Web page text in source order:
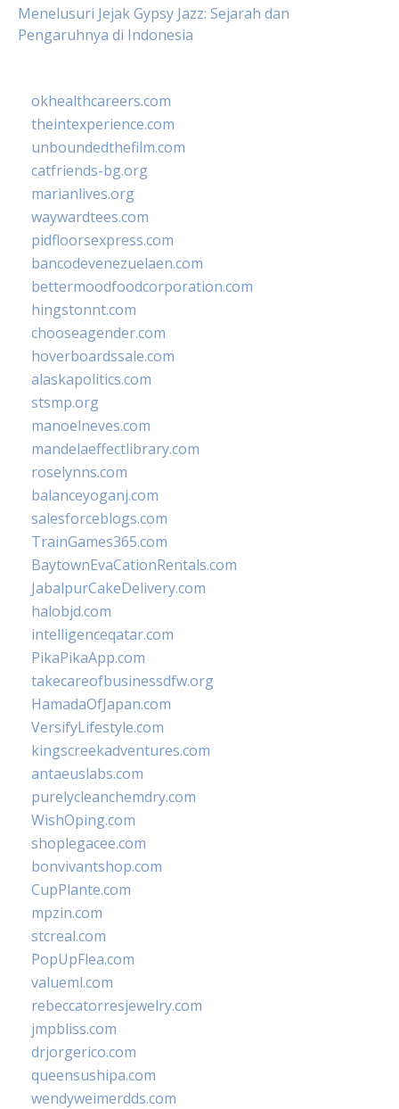
Menelusuri Jejak Gypsy Jazz: Sejarah dan
Pengaruhnya di Indonesia
okhealthcareers.com
theintexperience.com
unboundedthefilm.com
catfriends-bg.org
marianlives.org
waywardtees.com
pidfloorsexpress.com
bancodevenezuelaen.com
bettermoodfoodcorporation.com
hingstonnt.com
chooseagender.com
hoverboardssale.com
alaskapolitics.com
stsmp.org
manoelneves.com
mandelaeffectlibrary.com
roselynns.com
balanceyoganj.com
salesforceblogs.com
TrainGames365.com
BaytownEvaCationRentals.com
JabalpurCakeDelivery.com
halobjd.com
intelligenceqatar.com
PikaPikaApp.com
takecareofbusinessdfw.org
HamadaOfJapan.com
VersifyLifestyle.com
kingscreekadventures.com
antaeuslabs.com
purelycleanchemdry.com
WishOping.com
shoplegacee.com
bonvivantshop.com
CupPlante.com
mpzin.com
stcreal.com
PopUpFlea.com
valueml.com
rebeccatorresjewelry.com
jmpbliss.com
drjorgerico.com
queensushipa.com
wendyweimerdds.com